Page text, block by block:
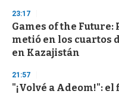
23:17
Games of the Future:
metió en los cuartos
en Kazajistán
21:57
"¡Volvé a Adeom!":